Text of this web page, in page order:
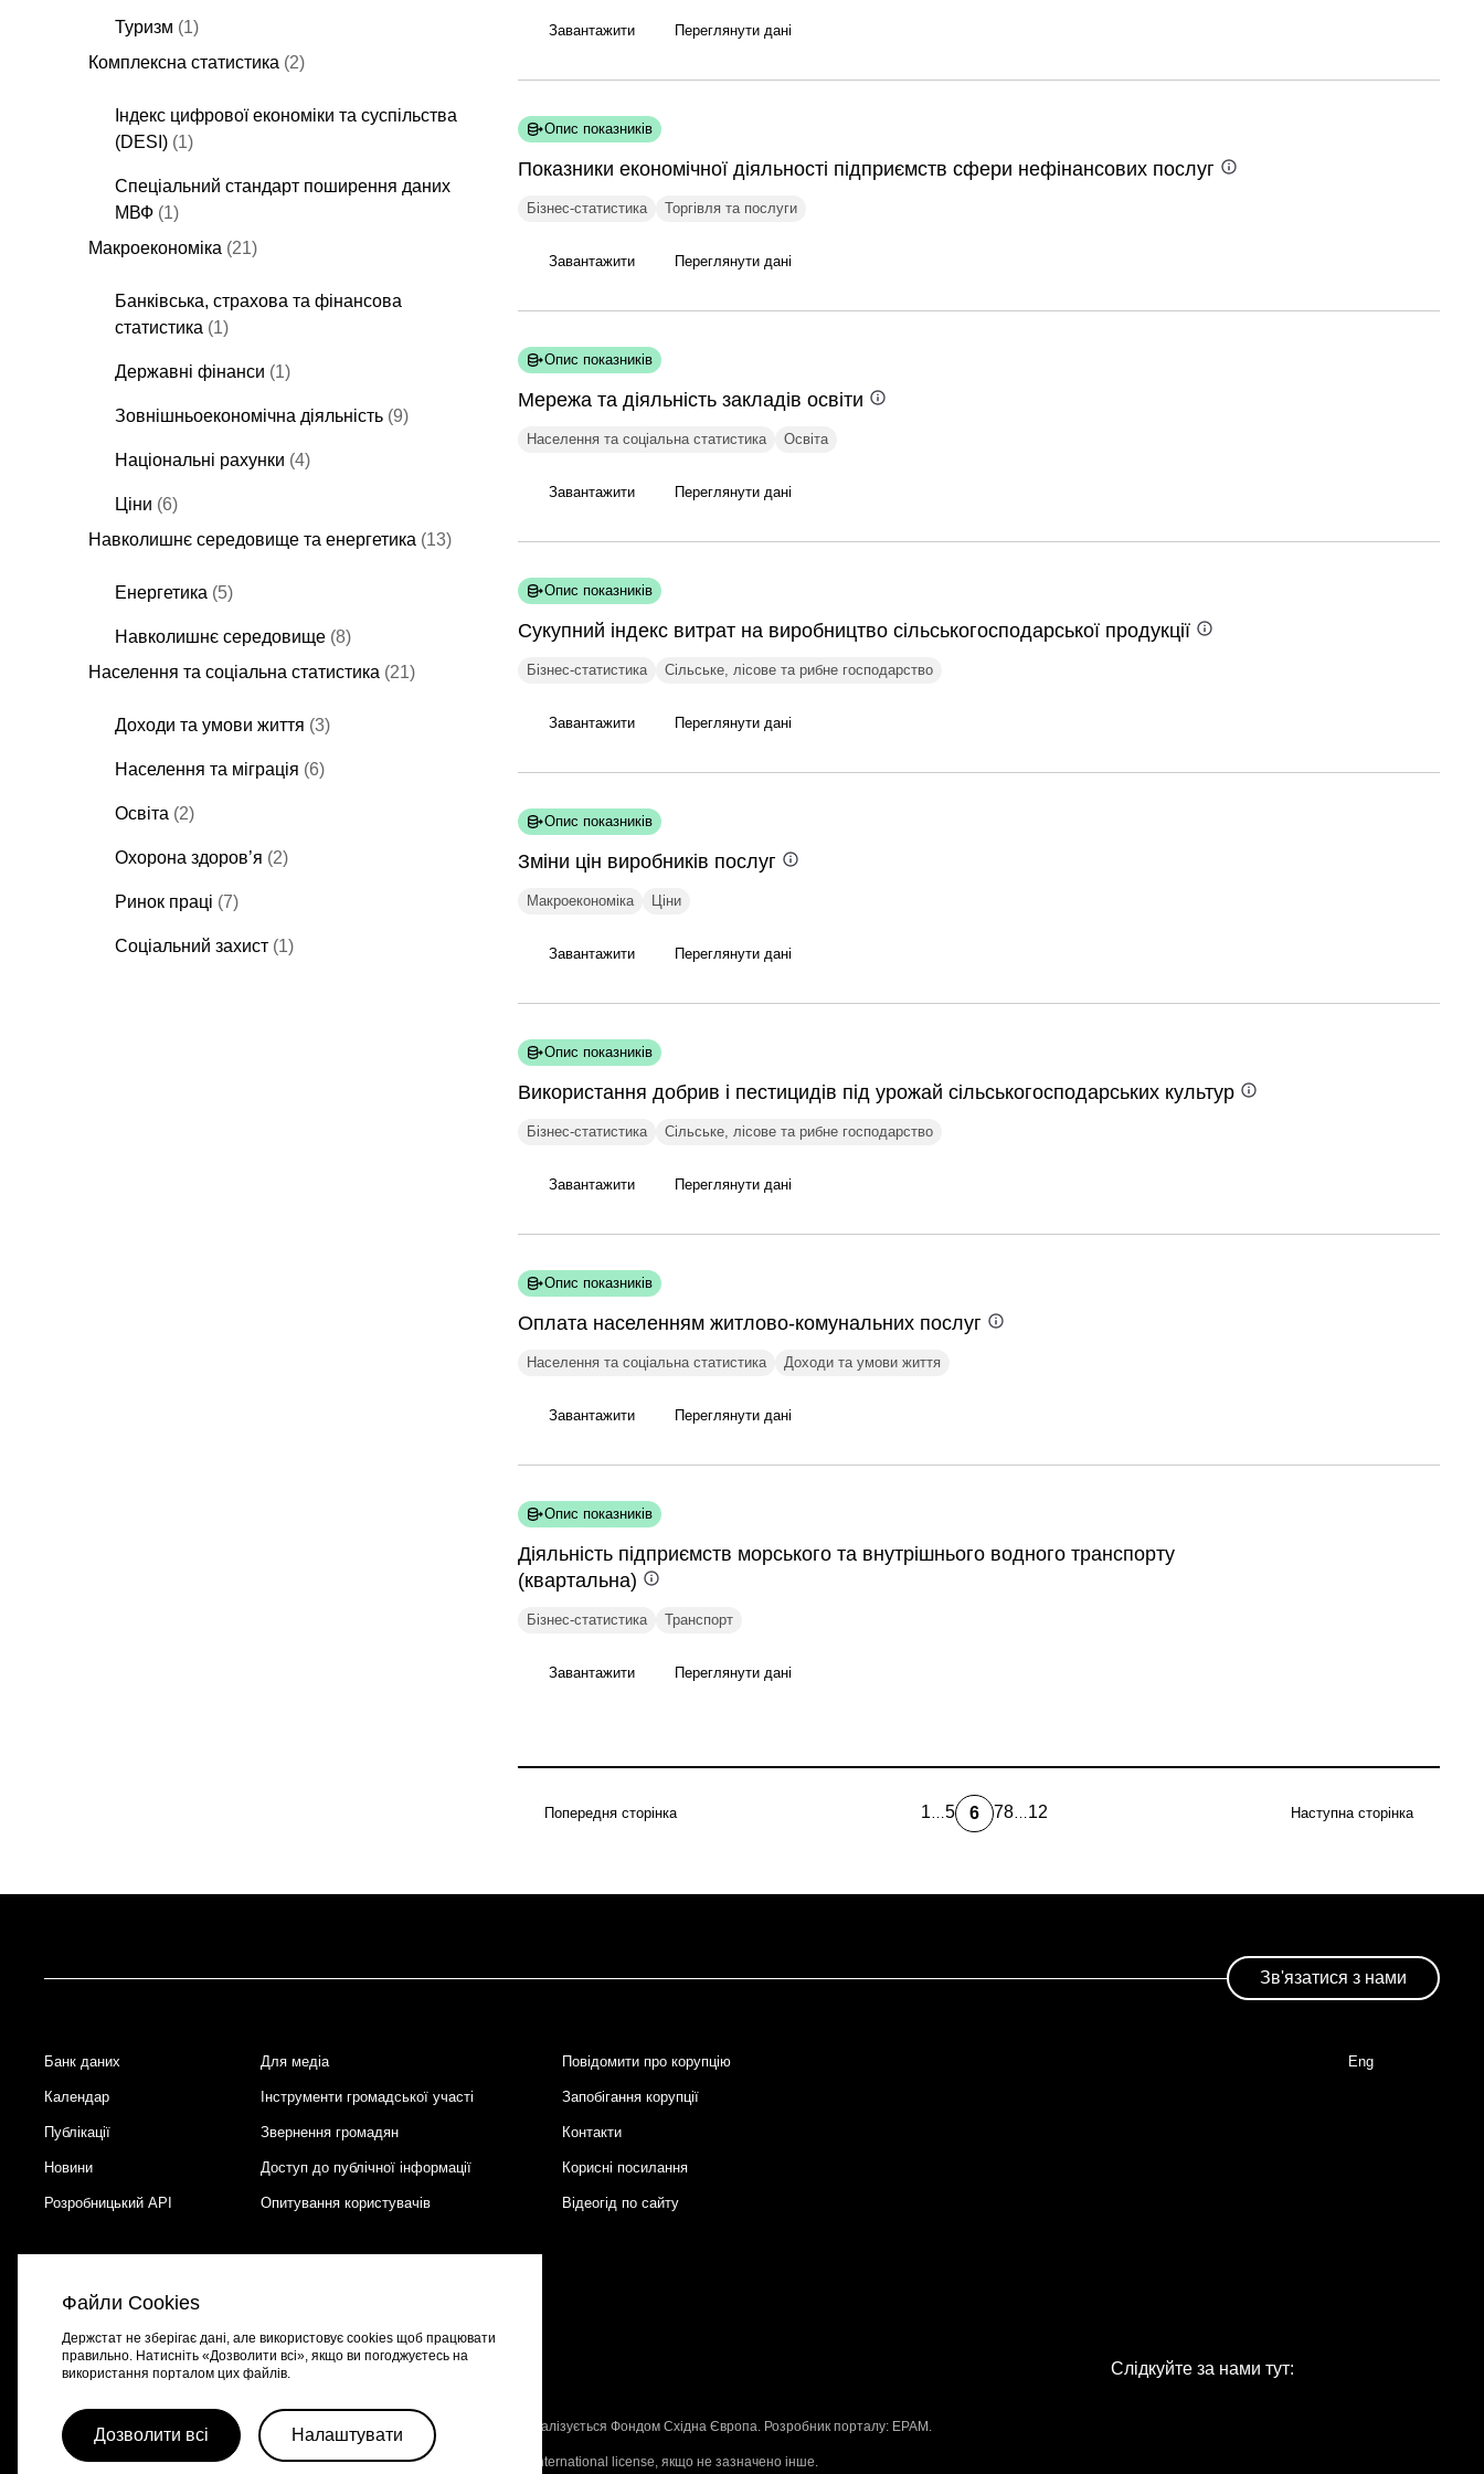
Туризм (1)
Комплексна статистика (2)
Індекс цифрової економіки та суспільства
(DESI) (1)
Спеціальний стандарт поширення даних
МВФ (1)
Макроекономіка (21)
Банківська, страхова та фінансова
статистика (1)
Державні фінанси (1)
Зовнішньоекономічна діяльність (9)
Національні рахунки (4)
Ціни (6)
Навколишнє середовище та енергетика (13)
Енергетика (5)
Навколишнє середовище (8)
Населення та соціальна статистика (21)
Доходи та умови життя (3)
Населення та міграція (6)
Освіта (2)
Охорона здоров’я (2)
Ринок праці (7)
Соціальний захист (1)
Завантажити Переглянути дані
Опис показників
Показники економічної діяльності підприємств сфери нефінансових послуг
Бізнес-статистика Торгівля та послуги
Завантажити Переглянути дані
Опис показників
Мережа та діяльність закладівосвіти
Населення та соціальна статистика Освіта
Завантажити Переглянути дані
Опис показників
Сукупний індекс витрат на виробництво сільськогосподарської продукції
Бізнес-статистика Сільське, лісове та рибне господарство
Завантажити Переглянути дані
Опис показників
Зміни цін виробників послуг
Макроекономіка Ціни
Завантажити Переглянути дані
Опис показників
Використання добрив і пестицидів під урожай сільськогосподарських культур
Бізнес-статистика Сільське, лісове та рибне господарство
Завантажити Переглянути дані
Опис показників
Оплата населенням житлово-комунальних послуг
Населення та соціальна статистика Доходи та умови життя
Завантажити Переглянути дані
Опис показників
Діяльність підприємств морського та внутрішнього водного транспорту
(квартальна)
Бізнес-статистика Транспорт
Завантажити Переглянути дані
Попередня сторінка
first
1…Page
5
Поточна
6 Page
7Page
8…Остання
12 Наступна сторінка
сторінки
Зв'язатися з нами
Footer
Банк даних Для медіа Повідомити про корупцію
Календар Інструменти громадської участі Запобігання корупції
Публікації Звернення громадян Контакти
Новини Доступ до публічної інформації Корисні посилання
Розробницький API Опитування користувачів Відеогід по сайту
Eng
Портал створено за підтримки швейцарсько-української програми , що реалізується Фондом Східна Європа. Розробник порталу: EPAM .
© 2026 Весь контент доступний за ліцензієюCreative Commons Attribution 4.0 International license, якщо не зазначено інше.
Слідкуйте за нами тут:
Файли Cookies
Держстат не зберігає дані, але використовує cookies щоб працювати
правильно. Натисніть «Дозволити всі», якщо ви погоджуєтесь на
використання порталом цих файлів.
Дозволити всі Налаштувати